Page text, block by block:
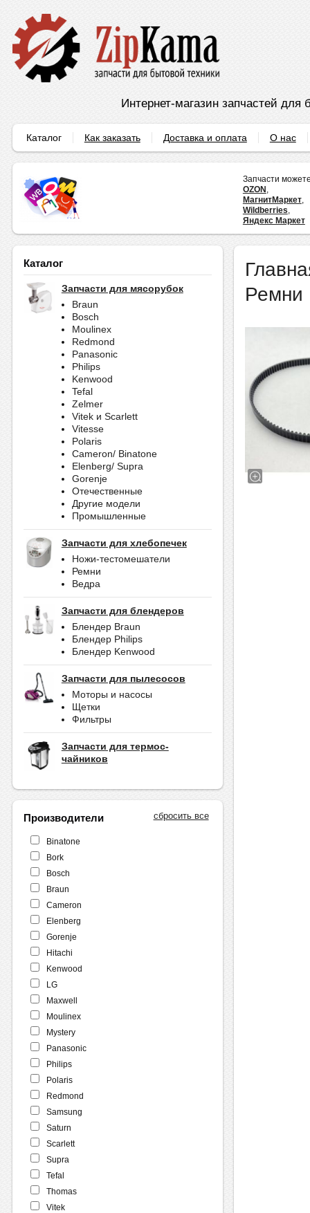
Интернет-магазин запчастей для
Каталог Как заказать Доставка и оплата О нас
Запчасти
OZON ,
МагнитМаркет,
Wildberries,
Яндекс Маркет
Каталог
Запчасти для мясорубок
Braun
Bosch
Moulinex
Redmond
Panasonic
Philips
Kenwood
Tefal
Zelmer
Vitek и Scarlett
Vitesse
Polaris
Cameron/ Binatone
Elenberg/ Supra
Gorenje
Отечественные
Другие модели
Промышленные
Запчасти для хлебопечек
Ножи-тестомешатели
Ремни
Ведра
Запчасти для блендеров
Блендер Braun
Блендер Philips
Блендер Kenwood
Запчасти для пылесосов
Моторы и насосы
Щетки
Фильтры
Запчасти для термос-
чайников
сбросить все
Производители
Binatone
Bork
Bosch
Braun
Cameron
Elenberg
Gorenje
Hitachi
Kenwood
LG
Maxwell
Moulinex
Mystery
Panasonic
Philips
Polaris
Redmond
Samsung
Saturn
Scarlett
Supra
Tefal
Thomas
Vitek
Ремни